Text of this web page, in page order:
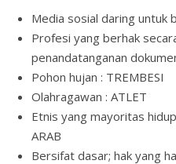
Media sosial daring untuk
Profesi yang berhak
penandatanganan
Pohon hujan : TREMBESI
Olahragawan : ATLET
Etnis yang mayoritas
ARAB
Bersifat dasar; hak yang